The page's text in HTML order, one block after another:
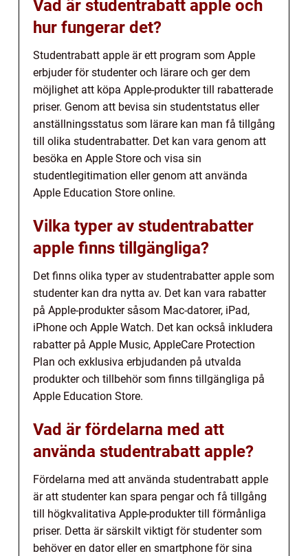
Vad är studentrabatt apple och
hur fungerar det?
Studentrabatt apple är ett program som Apple
erbjuder för studenter och lärare och ger dem
möjlighet att köpa Apple-produkter till rabatterade
priser. Genom att bevisa sin studentstatus eller
anställningsstatus som lärare kan man få tillgång
till olika studentrabatter. Det kan vara genom att
besöka en Apple Store och visa sin
studentlegitimation eller genom att använda
Apple Education Store online.
Vilka typer av studentrabatter
apple finns tillgängliga?
Det finns olika typer av studentrabatter apple som
studenter kan dra nytta av. Det kan vara rabatter
på Apple-produkter såsom Mac-datorer, iPad,
iPhone och Apple Watch. Det kan också inkludera
rabatter på Apple Music, AppleCare Protection
Plan och exklusiva erbjudanden på utvalda
produkter och tillbehör som finns tillgängliga på
Apple Education Store.
Vad är fördelarna med att
använda studentrabatt apple?
Fördelarna med att använda studentrabatt apple
är att studenter kan spara pengar och få tillgång
till högkvalitativa Apple-produkter till förmånliga
priser. Detta är särskilt viktigt för studenter som
behöver en dator eller en smartphone för sina